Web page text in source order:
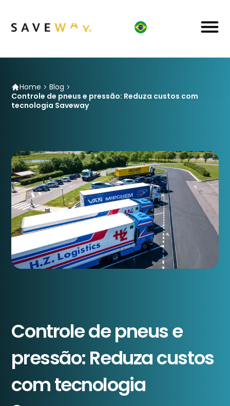
Home
Blog
Controle de pneus e pressão: Reduza custos com
tecnologia Saveway
Controle de pneus e
pressão: Reduza custos
com tecnologia